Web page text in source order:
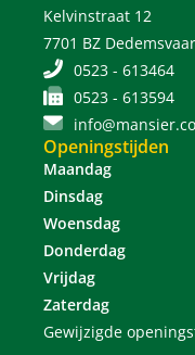
Kelvinstraat 12
7701 BZ
0523 - 613464
0523 - 613594
Openingstijden
Maandag
Dinsdag
Woensdag
Donderdag
Vrijdag
Zaterdag
Gewijzigde